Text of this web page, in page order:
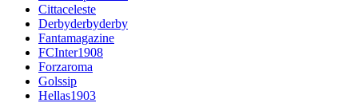
Cittaceleste
Derbyderbyderby
Fantamagazine
FCInter1908
Forzaroma
Golssip
Hellas1903